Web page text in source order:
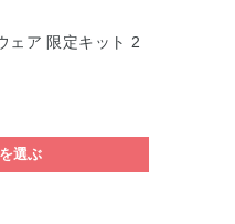
ェア 限定キット 2
選ぶ